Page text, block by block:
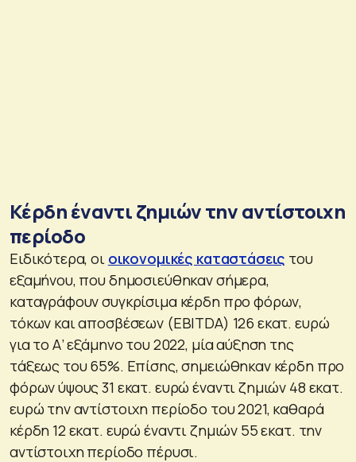
Κέρδη έναντι ζημιών την αντίστοιχη
περίοδο
Ειδικότερα, οι οικονομικές καταστάσεις του
εξαμήνου, που δημοσιεύθηκαν σήμερα,
καταγράφουν συγκρίσιμα κέρδη προ φόρων,
τόκων και αποσβέσεων (EBITDA) 126 εκατ. ευρώ
για το Α’ εξάμηνο του 2022, μία αύξηση της
τάξεως του 65%. Επίσης, σημειώθηκαν κέρδη προ
φόρων ύψους 31 εκατ. ευρώ έναντι ζημιών 48 εκατ.
ευρώ την αντίστοιχη περίοδο του 2021, καθαρά
κέρδη 12 εκατ. ευρώ έναντι ζημιών 55 εκατ. την
αντίστοιχη περίοδο πέρυσι.